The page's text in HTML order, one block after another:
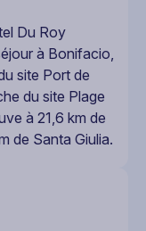
Du Roy
à Bonifacio,
site Port de
du site Plage
à 21,6 km de
de Santa Giulia.